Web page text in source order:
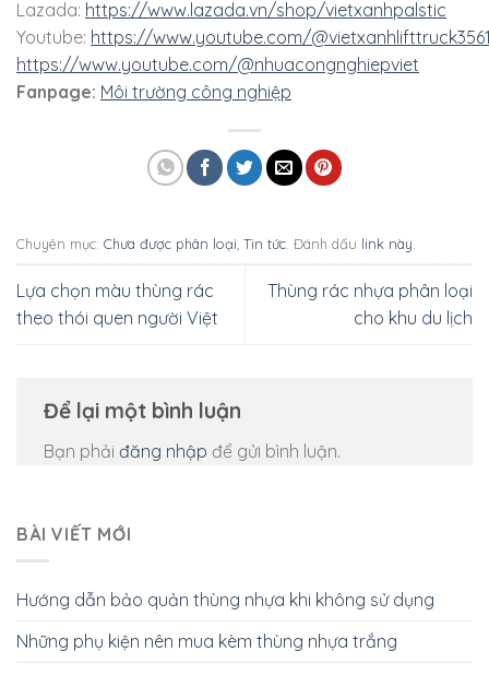
Lazada: https://www.lazada.vn/shop/vietxanhpalstic
Youtube: https://www.youtube.com/
https://www.youtube.com/@nhuacongnghiepviet
Fanpage: Môi trường công nghiệp
Chuyên mục: Chưa được phân loại Tin tức . Đánh dấu link này
Lựa chọn màu thùng rác
theo thói quen người Việt
Thùng rác nhựa phân loại
cho khu du lịch
Để lại một bình luận
Bạn phải đăng nhập để gửi bình luận.
BÀI VIẾT MỚI
Hướng dẫn bảo quản thùng nhựa khi không sử dụng
Những phụ kiện nên mua kèm thùng nhựa trắng